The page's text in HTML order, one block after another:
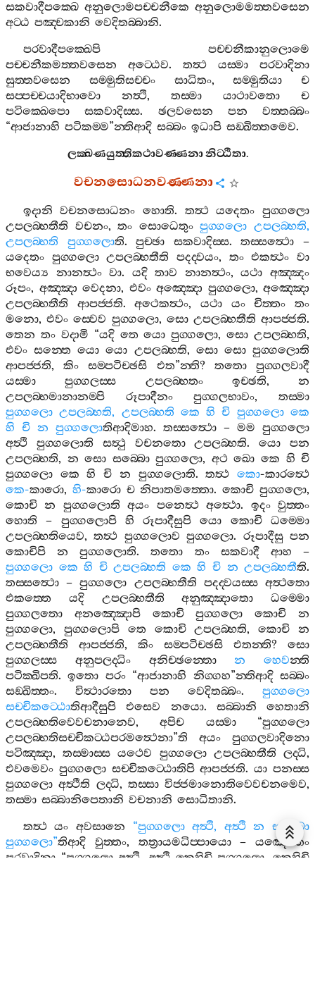
සකවාදීපක‍්ඛෙ අනුලොමපච‍්චනීකෙ අනුලොමමත‍්තවසෙන
අට‍්ඨ පඤ‍්චකානි වෙදිතබ‍්බානි.
පරවාදීපක‍්ඛෙපි
පච‍්චනීකානුලොමෙ
පච‍්චනීකමත‍්තවසෙන
අට‍්ඨෙව. තත්‍ථ යස‍්මා
පරවාදිනා
සුත‍්තවසෙන
සම‍්මුතිසච‍්චං සාධිතං,සම‍්මුතියා
ච
සප‍්පච‍්චයාදිභාවො
නත්‍ථි, තස‍්මා යාථාවතො
ච
පටික‍්ඛෙපො
සකවාදිස‍්ස. ඡලවසෙන පන
වත‍්තබ‍්බං
“ආජානාහි පටිකම‍්ම”න‍්තිආදි සබ‍්බං ඉධාපි සඞ‍්ඛිත‍්තමෙව.
ලක‍්ඛණයුත‍්තිකථාවණ‍්ණනානිට‍්ඨිතා.
වචනසොධනවණ‍්ණනා
ඉදානි වචනසොධනං හොති. තත්‍ථ යදෙතං පුග‍්ගලො
උපලබ‍්භතීති වචනං,තං සොධෙතුං පුග‍්ගලො උපලබ‍්භති,
උපලබ‍්භති
පුග‍්ගලොති.පුච‍්ඡා සකවාදිස‍්ස.තස‍්සත්‍ථො –
යදෙතං පුග‍්ගලො උපලබ‍්භතීති පදද‍්වයං, තං එකත්‍ථං වා
භවෙය්‍ය
නානත්‍ථං වා. යදි තාව නානත්‍ථං,යථා අඤ‍්ඤං
රූපං, අඤ‍්ඤා වෙදනා, එවං අඤ‍්ඤො පුග‍්ගලො, අඤ‍්ඤො
උපලබ‍්භතීති
ආපජ‍්ජති.අථෙකත්‍ථං,යථා යං චිත‍්තං
තං
මනො,එවං ස‍්වෙව පුග‍්ගලො, සො උපලබ‍්භතීති ආපජ‍්ජති.
තෙන තං වදාමි “යදි තෙ යො පුග‍්ගලො,සො උපලබ‍්භති,
එවං සන‍්තෙ යො යො උපලබ‍්භති, සො සො පුග‍්ගලොති
ආපජ‍්ජති,කිං සම‍්පටිච‍්ඡසි එත”න‍්ති? තතො
පුග‍්ගලවාදී
යස‍්මා
පුග‍්ගලස‍්ස උපලබ‍්භතං ඉච‍්ඡති, න
උපලබ‍්භමානානම‍්පි
රූපාදීනං පුග‍්ගලභාවං,තස‍්මා
පුග‍්ගලො උපලබ‍්භති, උපලබ‍්භති කෙ හි චි පුග‍්ගලො කෙ
හි චි න පුග‍්ගලොතිආදිමාහ. තස‍්සත්‍ථො – මම පුග‍්ගලො
අත්‍ථි
පුග‍්ගලොති සත්‍ථු වචනතො උපලබ‍්භති.යො
පන
උපලබ‍්භති, න සො සබ‍්බො පුග‍්ගලො, අථ ඛො කෙ හි චි
පුග‍්ගලො කෙ හි චි න පුග‍්ගලොති.තත්‍ථ කො-කාරත්‍ථෙ
කෙ-කාරො, හි-කාරො ච නිපාතමත‍්තො.කොචි පුග‍්ගලො,
කොචි න පුග‍්ගලොති අයං පනෙත්‍ථ අත්‍ථො. ඉදං වුත‍්තං
හොති – පුග‍්ගලොපි හි රූපාදීසුපි යො කොචි
ධම‍්මො
උපලබ‍්භතියෙව,තත්‍ථ පුග‍්ගලොව පුග‍්ගලො. රූපාදීසු පන
කොචිපි
න පුග‍්ගලොති.තතො තං සකවාදී ආහ –
පුග‍්ගලො කෙ හි චි උපලබ‍්භති කෙ හි චි න උපලබ‍්භතීති.
තස‍්සත්‍ථො –පුග‍්ගලො උපලබ‍්භතීති පදද‍්වයස‍්ස අත්‍ථතො
එකත‍්තෙ
යදි උපලබ‍්භතීති අනුඤ‍්ඤාතො
ධම‍්මො
පුග‍්ගලතො
අනඤ‍්ඤොපි කොචි පුග‍්ගලො කොචි
න
පුග‍්ගලො, පුග‍්ගලොපි තෙ කොචි උපලබ‍්භති,කොචි
න
උපලබ‍්භතීති
ආපජ‍්ජති, කිං සම‍්පටිච‍්ඡසි එතන‍්ති? සො
පුග‍්ගලස‍්ස
අනුපලද‍්ධිං අනිච‍්ඡන‍්තො න හෙවන‍්ති
පටික‍්ඛිපති.ඉතො පරං“ආජානාහි නිග‍්ගහ”න‍්තිආදි සබ‍්බං
සඞ‍්ඛිත‍්තං. විත්‍ථාරතො පන වෙදිතබ‍්බං. පුග‍්ගලො
සච‍්චිකට‍්ඨොතිආදීසුපි එසෙව නයො. සබ‍්බානි
හෙතානි
උපලබ‍්භතිවෙවචනානෙව,අපිච යස‍්මා“පුග‍්ගලො
උපලබ‍්භතිසච‍්චිකට‍්ඨපරමත්‍ථෙනා”ති අයං
පුග‍්ගලවාදිනො
පටිඤ‍්ඤා,තස‍්මාස‍්ස යථෙව පුග‍්ගලො උපලබ‍්භතීති ලද‍්ධි,
එවමෙවං පුග‍්ගලො සච‍්චිකට‍්ඨොතිපි ආපජ‍්ජති.යා පනස‍්ස
පුග‍්ගලො අත්‍ථීති ලද‍්ධි, තස‍්සා විජ‍්ජමානොතිවෙවචනමෙව,
තස‍්මා සබ‍්බානිපෙතානි වචනානි සොධිතානි.
තත්‍ථ යං අවසානෙ “පුග‍්ගලො අත්‍ථි, අත්‍ථි න
සබ‍්බො
පුග‍්ගලො”තිආදි වුත‍්තං, තත්‍රායමධිප‍්පායො– යඤ‍්හෙතං
පරවාදිනා “පුග‍්ගලො අත්‍ථි අත්‍ථි කෙහිචි පුග‍්ගලො ,කෙහිචි